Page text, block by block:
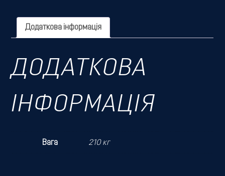
Додаткова інформація
ДОДАТКОВА
ІНФОРМАЦІЯ
Вага 210 кг